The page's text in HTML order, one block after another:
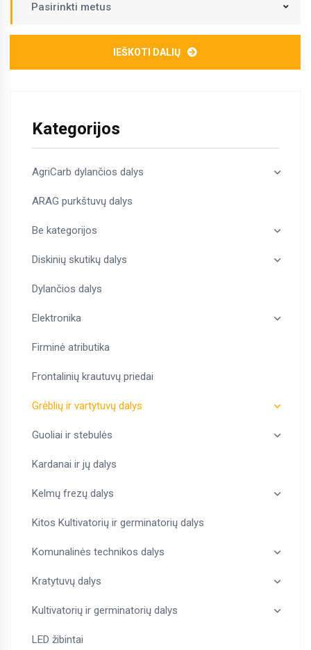
Pasirinkti metus
IEŠKOTI DALIŲ
Kategorijos
AgriCarb dylančios dalys
ARAG purkštuvų dalys
Be kategorijos
Diskinių skutikų dalys
Dylančios dalys
Elektronika
Firminė atributika
Frontalinių krautuvų priedai
Grėblių ir vartytuvų dalys
Guoliai ir stebulės
Kardanai ir jų dalys
Kelmų frezų dalys
Kitos Kultivatorių ir germinatorių dalys
Komunalinės technikos dalys
Kratytuvų dalys
Kultivatorių ir germinatorių dalys
LED žibintai